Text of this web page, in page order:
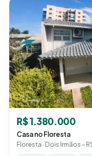
R$ 1.380.000
Casa no Floresta
Floresta · Dois Irmãos –